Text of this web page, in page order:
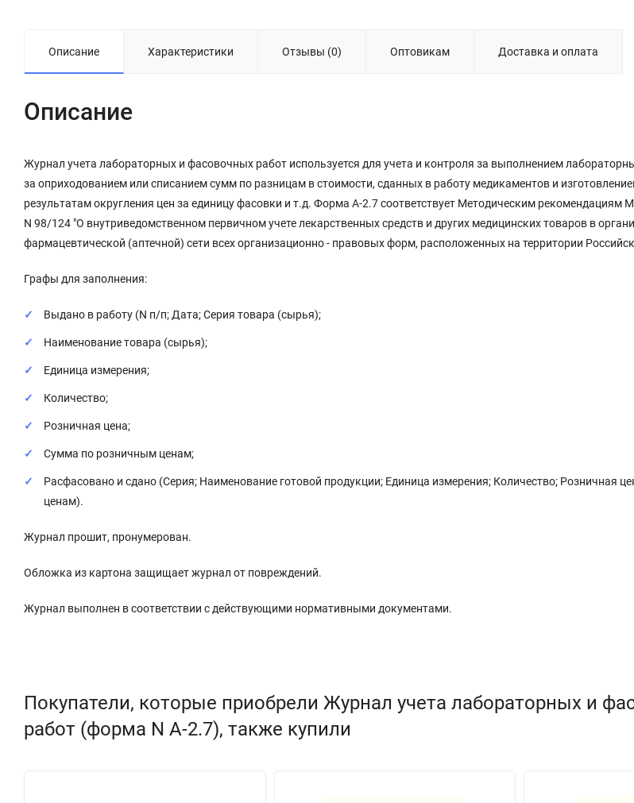
Описание Характеристики Отзывы (0) Оптовикам Доставка и оплата
Описание
Журнал учета лабораторных и фасовочных работ используется для учета и контроля за выполнением
за оприходованием или списанием сумм по разницам в стоимости, сданных в работу медикаментов и
результатам округления цен за единицу фасовки и т.д. Форма А-2.7 соответствует Методическим рекомендациям
N 98/124 "О внутриведомственном первичном учете лекарственных средств и других медицинских товаров в
фармацевтической (аптечной) сети всех организационно - правовых форм, расположенных на территории
Графы для заполнения:
Выдано в работу (N п/п; Дата; Серия товара (сырья);
Наименование товара (сырья);
Единица измерения;
Количество;
Розничная цена;
Сумма по розничным ценам;
Расфасовано и сдано (Серия; Наименование готовой продукции; Единица измерения; Количество; Розничная
ценам).
Журнал прошит, пронумерован.
Обложка из картона защищает журнал от повреждений.
Журнал выполнен в соответствии с действующими нормативными документами.
Покупатели, которые приобрели Журнал учета лабораторных и
работ (форма N А-2.7), также купили